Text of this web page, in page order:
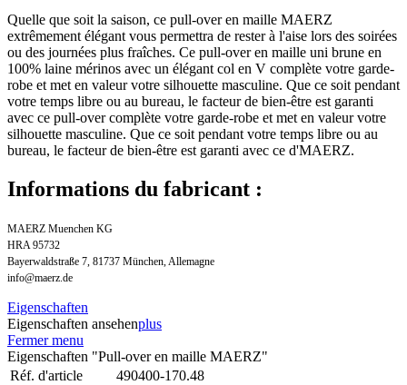
Quelle que soit la saison, ce pull-over en maille MAERZ
extrêmement élégant vous permettra de rester à l'aise lors des soirées
ou des journées plus fraîches. Ce pull-over en maille uni brune en
100% laine mérinos avec un élégant col en V complète votre garde-
robe et met en valeur votre silhouette masculine. Que ce soit pendant
votre temps libre ou au bureau, le facteur de bien-être est garanti
avec ce pull-over complète votre garde-robe et met en valeur votre
silhouette masculine. Que ce soit pendant votre temps libre ou au
bureau, le facteur de bien-être est garanti avec ce d'MAERZ.
Informations du fabricant :
MAERZ Muenchen KG
HRA 95732
Bayerwaldstraße 7, 81737 München, Allemagne
info@maerz.de
Eigenschaften
Eigenschaften ansehenplus
Fermer menu
Eigenschaften "Pull-over en maille MAERZ"
Réf. d'article
490400-170.48